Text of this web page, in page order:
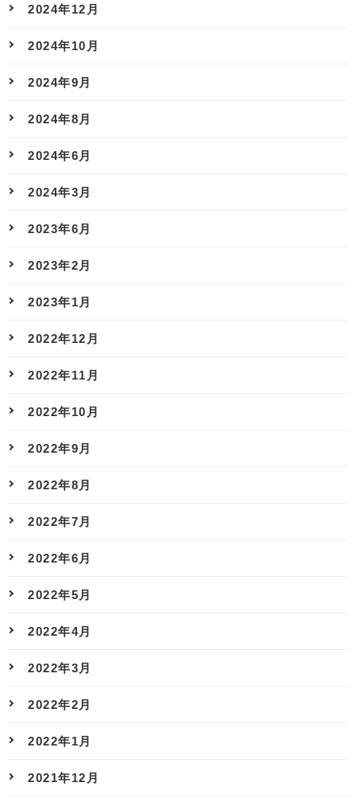
2024年12月
2024年10月
2024年9月
2024年8月
2024年6月
2024年3月
2023年6月
2023年2月
2023年1月
2022年12月
2022年11月
2022年10月
2022年9月
2022年8月
2022年7月
2022年6月
2022年5月
2022年4月
2022年3月
2022年2月
2022年1月
2021年12月